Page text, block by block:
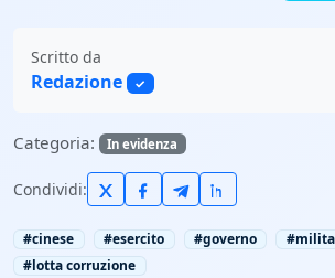
Scritto da
Redazione ✓
Categoria: In evidenza
Condividi:
#cinese #esercito #governo
#lotta corruzione